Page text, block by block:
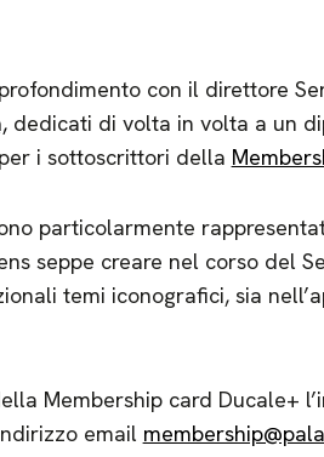
con il direttore
dedicati di volta in volta a un
i sottoscrittori della
particolarmente
seppe creare nel corso del
temi iconografici, sia
Membership card Ducale+
email